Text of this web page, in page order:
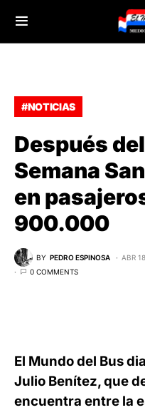
#NOTICIAS
Después
Semana
en
900.000
BY PEDRO ESPINOSA ABR
0 COMMENTS
El Mundo del Bus
Julio Benítez, que
encuentra entre la